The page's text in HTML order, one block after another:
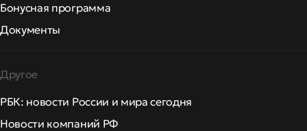
Бонусная программа
Документы
Другое
РБК: новости России и мира сегодня
Новости компаний РФ